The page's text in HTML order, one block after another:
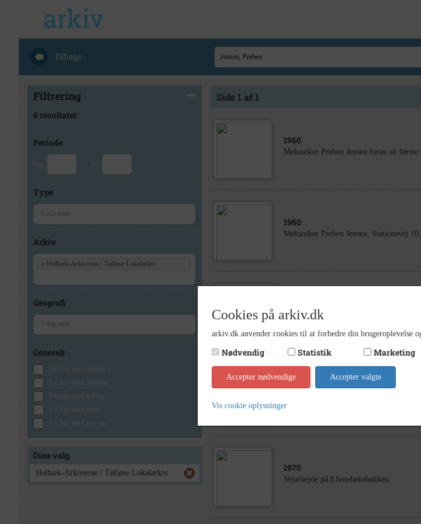
Tilbage
Filtrering
6 resultater
Periode
Fra Til
Type
Arkiv
× Holbæk-Arkiverne / Tølløse Lokalarkiv
Geografi
Generelt
Vis kun med billeder
Vis kun med filmklip
Vis kun med lydklip
Vis kun med kilder
Vis kun med geo-tag
Dine valg
Holbæk-Arkiverne / Tølløse Lokalarkiv
Side 1 af 1
1960
Mekaniker Preben Jensen foran sit
1960
Mekaniker Preben Jensen, Stationsvej
Brorfelde Observatorium
1994
Børn og svigerbørn til Ella og Evald
Johansen. Birthe og Preben Jeppesen.
Agnete og Viggo Rasmussen. Gertrud og
1970
Vejarbejde på Elverdamsbakken.
Cookies på arkiv.dk
arkiv.dk anvender cookies til at forbedre din brugeroplevelse
Nødvendig Statistik Marketing
Accepter nødvendige Accepter valgte
Vis cookie oplysninger